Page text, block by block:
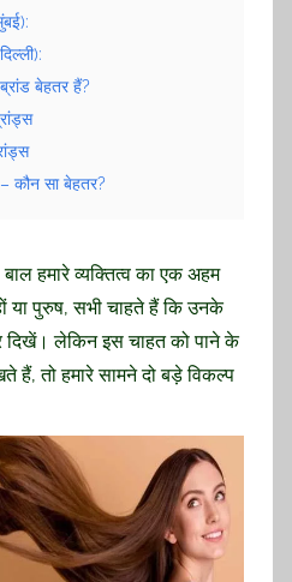
बेहतर हैं?
– कौन सा बेहतर?
हमारे व्यक्तित्व का एक अहम
या पुरुष, सभी चाहते हैं कि उनके
लेकिन इस चाहत को पाने के
हैं, तो हमारे सामने दो बड़े विकल्प